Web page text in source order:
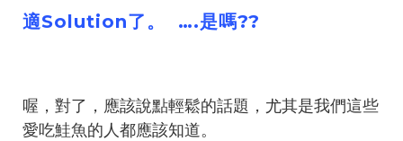
適Solution了。 ….是嗎??
喔，對了，應該說點輕鬆的話題，尤其是我們這些
愛吃鮭魚的人都應該知道。